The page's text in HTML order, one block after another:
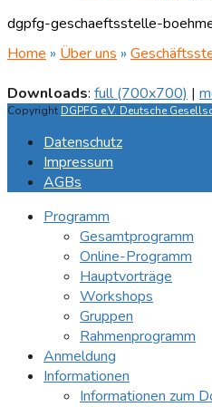
dgpfg-geschaeftsstelle-
Home » Über uns »
Downloads: full (700x700) |
Copyright DGPFG e.V. Deutsche
Datenschutz
Impressum
AGBs
Programm
Gesamtprogramm
Online-Programm
Hauptvorträge
Workshops
Gruppen
Rahmenprogramm
Anmeldung
Informationen
Informationen zum